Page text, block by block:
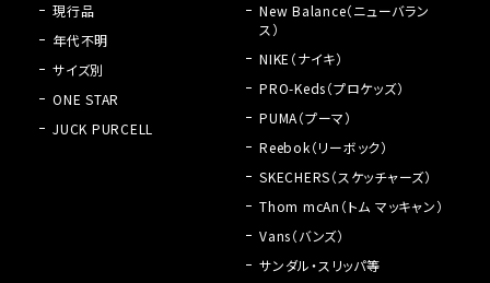
現行品
年代不明
サイズ別
ONE STAR
JUCK PURCELL
New Balance（ニューバラン
ス）
NIKE（ナイキ）
PRO-Keds（プロケッズ）
PUMA（プーマ）
Reebok（リーボック）
SKECHERS（スケッチャーズ）
Thom mcAn（トム マッキャン）
Vans（バンズ）
サンダル・スリッパ等